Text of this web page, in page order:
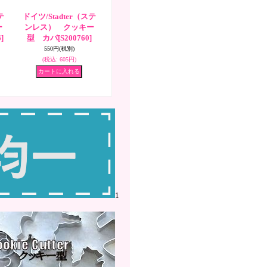
ドイツ/Stadter（ステ
ンレス） クッキー
型 カバ[S200760]
550円(税別)
(税込: 605円)
1